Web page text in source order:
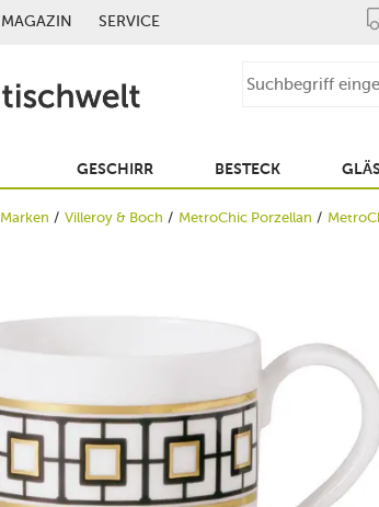
MAGAZIN SERVICE
GESCHIRR BESTECK
Marken Villeroy & Boch MetroChic Porzellan